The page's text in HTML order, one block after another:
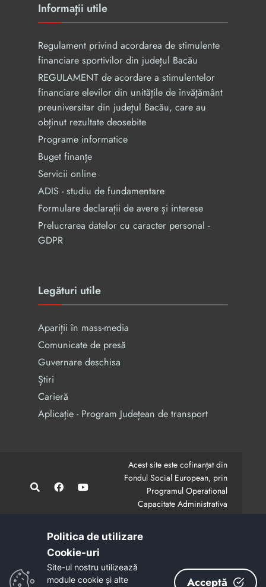
Informații utile
Regulament privind acordarea de stimulente
financiare sportivilor din județul Bacău
REGULAMENT de acordare a stimulentelor
financiare elevilor din unităţile de învăţământ
preuniversitar din judeţul Bacău, care au
obținut rezultate deosebite
Programe informatice
Buget finanțe
Servicii online
ADIS - studiu de fundamentare
Formulare declarații de avere și interese
Prelucrarea datelor cu caracter personal -
GDPR
Legături utile
Apariții în mass-media
Comunicate de presă
Guvernare deschisa
Știri
Carieră
Aplicație - Program Județean de transport
Acest site este cofinanțat din
Fondul Social European, prin
Programul Operational
Capacitate Administrativa
CodMySmis/Sipoca: 128880/652;
Conținutul acestui site web nu reprezintă în mod
obligatoriu poziția oficială a Uniunii Europene.
Întreaga responsabilitate asupra corectitudinii și
Politica de utilizare
Cookie-uri‎
Site-ul nostru utilizează
module cookie și alte
Acceptă